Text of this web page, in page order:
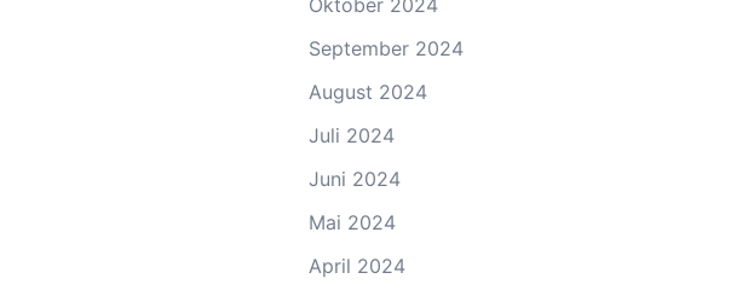
Oktober 2024
September 2024
August 2024
Juli 2024
Juni 2024
Mai 2024
April 2024